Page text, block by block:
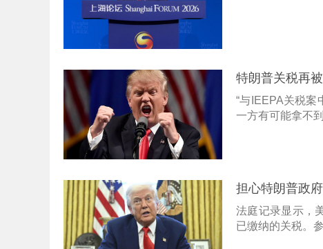
特朗普关税再
“与IEEPA关税
一方有可能拿不
担心特朗普政
法庭记录显示，
已缴纳的关税。